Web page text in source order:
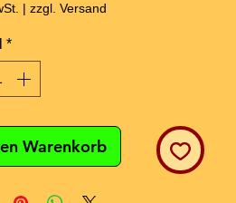
| zzgl. Versand
*
Warenkorb